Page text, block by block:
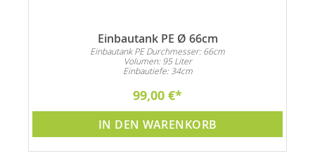
Einbautank PE Ø 66cm
Einbautank PE Durchmesser: 66cm
Volumen: 95 Liter
Einbautiefe: 34cm
99,00 €
IN DEN WARENKORB